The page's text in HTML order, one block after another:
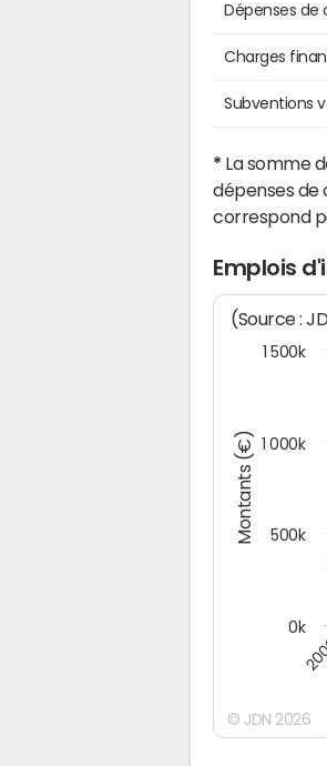
Dépenses de
Charges
Subventions
* La somme
dépenses de
correspond
Emplois
Montants (€)
(Source :
0k
500k
1 000k
1 500k
© JDN 2026